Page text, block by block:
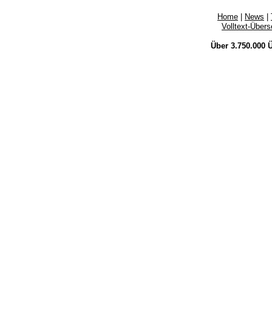
Home News
Volltext-
Über 3.750.000